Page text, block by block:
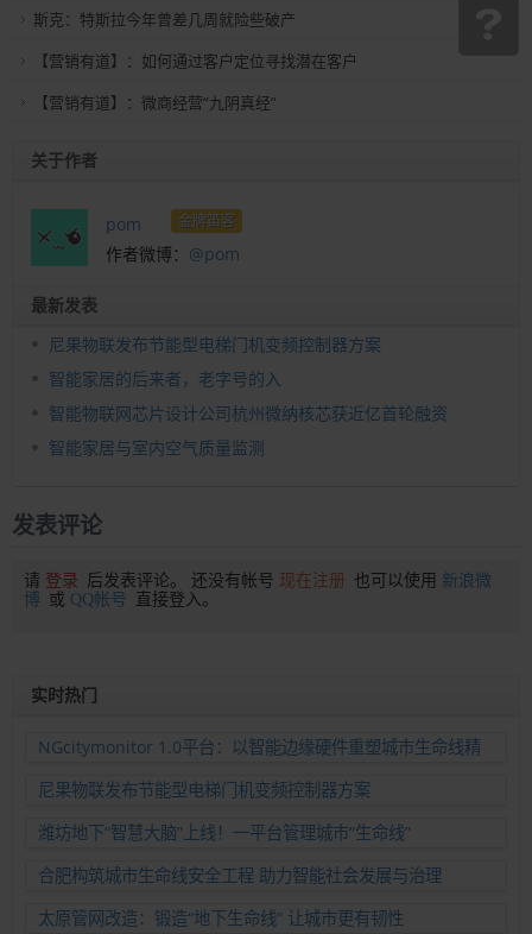
斯克：特斯拉今年曾差几周就险些破产
【营销有道】：如何通过客户定位寻找潜在客户
【营销有道】：微商经营“九阴真经”
关于作者
pom 金牌笛客
作者微博： @pom
最新发表
尼果物联发布节能型电梯门机变频控制器方案
智能家居的后来者，老字号的入
智能物联网芯片设计公司杭州微纳核芯获近亿首轮融资
智能家居与室内空气质量监测
发表评论
请 登录 后发表评论。 还没有帐号 现在注册 也可以使用 新浪微
博 或 QQ帐号 直接登入。
实时热门
NGcitymonitor 1.0平台：以智能边缘硬件重塑城市生命线精
准运维新范式
尼果物联发布节能型电梯门机变频控制器方案
潍坊地下“智慧大脑”上线！一平台管理城市“生命线”
合肥构筑城市生命线安全工程 助力智能社会发展与治理
太原管网改造：锻造“地下生命线” 让城市更有韧性